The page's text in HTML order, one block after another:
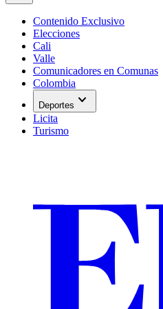
Contenido Exclusivo
Elecciones
Cali
Valle
Comunicadores en Comunas
Colombia
Deportes expand_more
Licita
Turismo